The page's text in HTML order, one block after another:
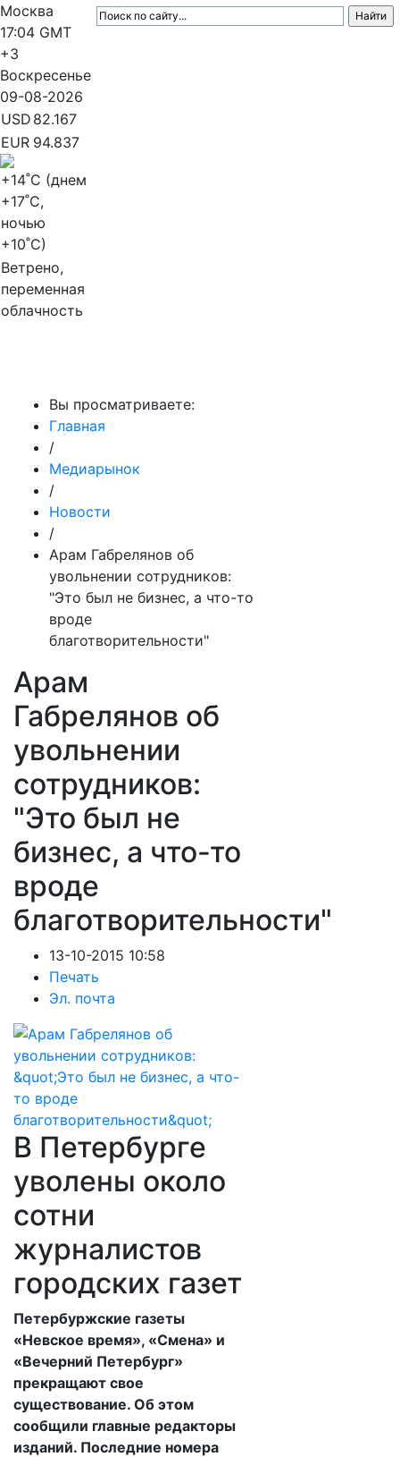
Москва
17:04 GMT
+3
Воскресенье
09-08-2026
USD 82.167
EUR 94.837
+14˚C (днем
+17˚C,
ночью
+10˚C)
Ветрено,
переменная
облачность
Вы просматриваете:
Главная
/
Медиарынок
/
Новости
/
Арам Габрелянов об
увольнении сотрудников:
"Это был не бизнес, а что-то
вроде
благотворительности"
Арам
Габрелянов об
увольнении
сотрудников:
"Это был не
бизнес, а что-то
вроде
благотворительности"
13-10-2015 10:58
Печать
Эл. почта
В Петербурге
уволены около
сотни
журналистов
городских газет
Петербуржские газеты
«Невское время», «Смена» и
«Вечерний Петербург»
прекращают свое
существование. Об этом
сообщили главные редакторы
изданий. Последние номера